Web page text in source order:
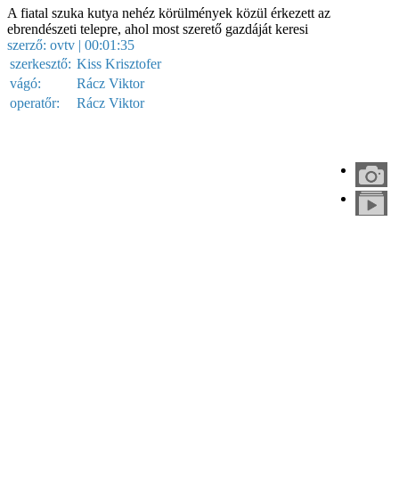
A fiatal szuka kutya nehéz körülmények közül érkezett az
ebrendészeti telepre, ahol most szerető gazdáját keresi
szerző: ovtv | 00:01:35
szerkesztő: Kiss Krisztofer
vágó:
Rácz Viktor
operatőr:
Rácz Viktor